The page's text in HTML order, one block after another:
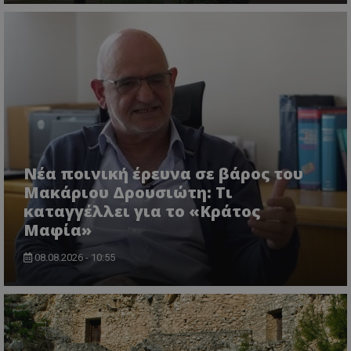
Νέα ποινική έρευνα σε βάρος του
Μακάριου Δρουσιώτη: Τι
καταγγέλλει για το «Κράτος
Μαφία»
08.08.2026 - 10:55
ASP.NET_SessionId
VISITOR_PRIVACY_METADATA